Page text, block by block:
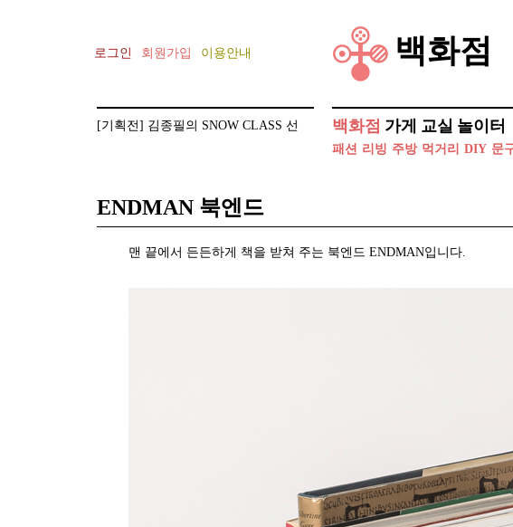
로그인 회원가입 이용안내 백화점
[기획전] 김종필의 SNOW CLASS 선
글라스 클립 증정 이벤트
백화점
패션 리빙 주방 먹거리 DIY 문
가게 교실 놀이터
ENDMAN 북엔드
맨 끝에서 든든하게 책을 받쳐 주는 북엔드 ENDMAN입니다.